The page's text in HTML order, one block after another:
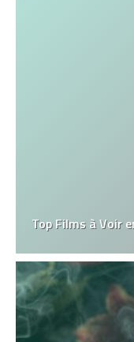
Top Films à Voir